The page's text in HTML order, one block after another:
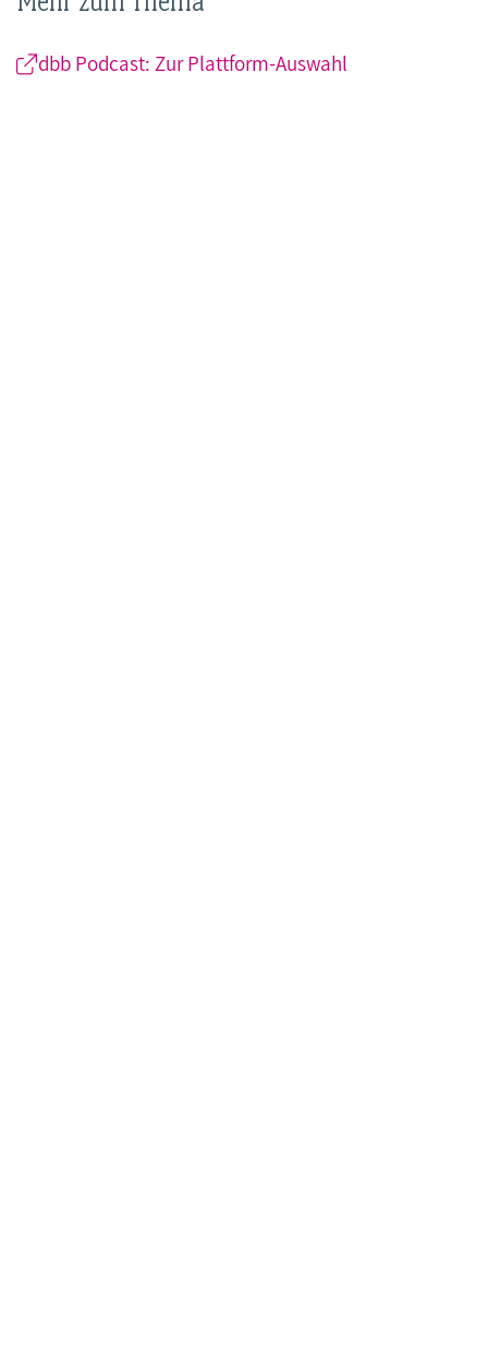
dbb Podcast: Zur Plattform-Auswahl